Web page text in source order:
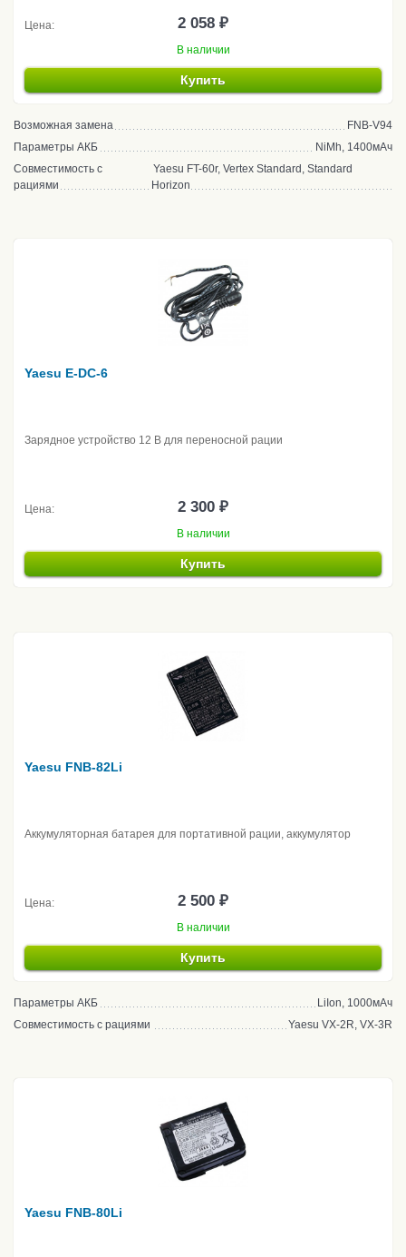
Цена: 2 058 ₽
В наличии
Купить
Возможная замена
FNB-V94
Параметры АКБ
NiMh, 1400мАч
Совместимость с
рациями
Yaesu FT-60r, Vertex Standard, Standard
Horizon
Yaesu E-DC-6
Зарядное устройство 12 В для переносной рации
Цена: 2 300 ₽
В наличии
Купить
Yaesu FNB-82Li
Аккумуляторная батарея для портативной рации, аккумулятор
Цена: 2 500 ₽
В наличии
Купить
Параметры АКБ
LiIon, 1000мАч
Совместимость с рациями
Yaesu VX-2R, VX-3R
Yaesu FNB-80Li